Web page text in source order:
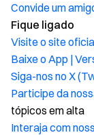
Convide um
Fique ligado
Visite o site
Baixe o App |
Siga-nos no X
Participe da
tópicos em alta
Interaja com